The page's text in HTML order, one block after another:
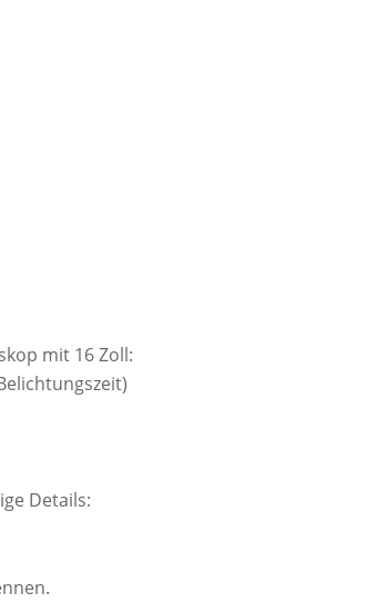
mit 16 Zoll:
Details: